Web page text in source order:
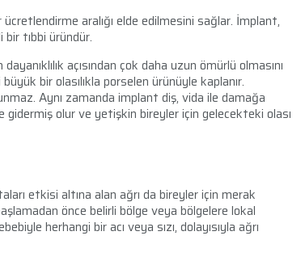
aralığı elde edilmesini sağlar. İmplant,
tıbbi üründür.
açısından çok daha uzun ömürlü olmasını
bir olasılıkla porselen ürünüyle kaplanır.
Aynı zamanda implant diş, vida ile damağa
olur ve yetişkin bireyler için gelecekteki olası
etkisi altına alan ağrı da bireyler için merak
önce belirli bölge veya bölgelere lokal
herhangi bir acı veya sızı, dolayısıyla ağrı